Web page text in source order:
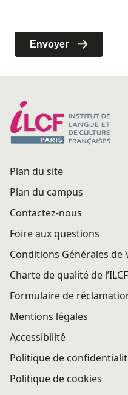
Plan du site
Plan du campus
Contactez-nous
Foire aux questions
Conditions Générales de
Charte de qualité de l’ILCF
Formulaire de
Mentions légales
Accessibilité
Politique de
Politique de cookies